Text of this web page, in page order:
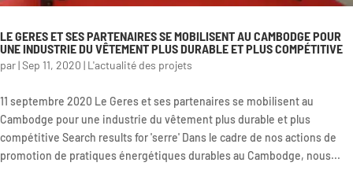
Gouvernance
Transparence
Nos
Nos réseaux
Rapport
d’activité
expertises
LE GERES ET SES PARTENAIRES SE MOBILISENT AU CAMBODGE POUR
UNE INDUSTRIE DU VÊTEMENT PLUS DURABLE ET PLUS COMPÉTITIVE
par|Sep 11, 2020 | L'actualité des projets
11 septembre 2020 Le Geres et ses partenaires se mobilisent au
Cambodge pour une industrie du vêtement plus durable et plus
compétitive Search results for 'serre' Dans le cadre de nos actions de
promotion de pratiques énergétiques durables au Cambodge, nous...